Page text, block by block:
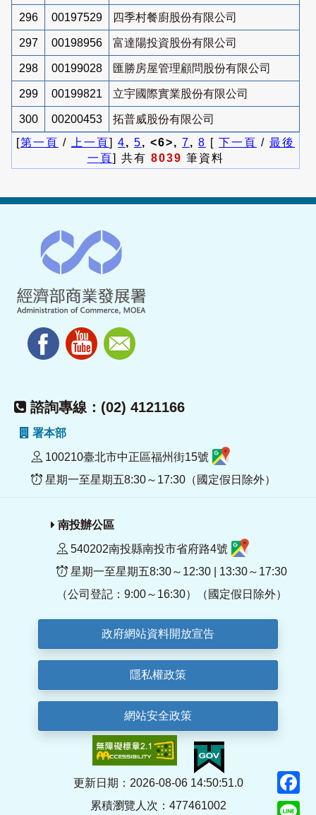
296 00197529 四季村餐廚股份有限公司
297 00198956 富達陽投資股份有限公司
298 00199028 匯勝房屋管理顧問股份有限公司
299 00199821 立宇國際實業股份有限公司
300 00200453
拓普威股份有限公司
[第一頁 / 上一頁] 4, 5, <6>, 7, 8 [ 下一頁 / 最後
一頁] 共有 8039 筆資料
諮詢專線：(02) 4121166
署本部
100210臺北市中正區福州街15號
星期一至星期五8:30～17:30（國定假日除外）
南投辦公區
540202南投縣南投市省府路4號
星期一至星期五8:30～12:30 | 13:30～17:30
（公司登記：9:00～16:30）（國定假日除外）
政府網站資料開放宣告
隱私權政策
網站安全政策
更新日期：2026-08-06 14:50:51.0
累積瀏覽人次：477461002